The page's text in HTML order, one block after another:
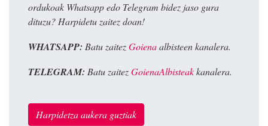
ordukoak Whatsapp edo Telegram bidez jaso gura
dituzu? Harpidetu zaitez doan!
WHATSAPP: Batu zaitezGoienaalbisteen kanalera.
TELEGRAM: Batu zaitezGoienaAlbisteakkanalera.
Harpidetza aukera guztiak